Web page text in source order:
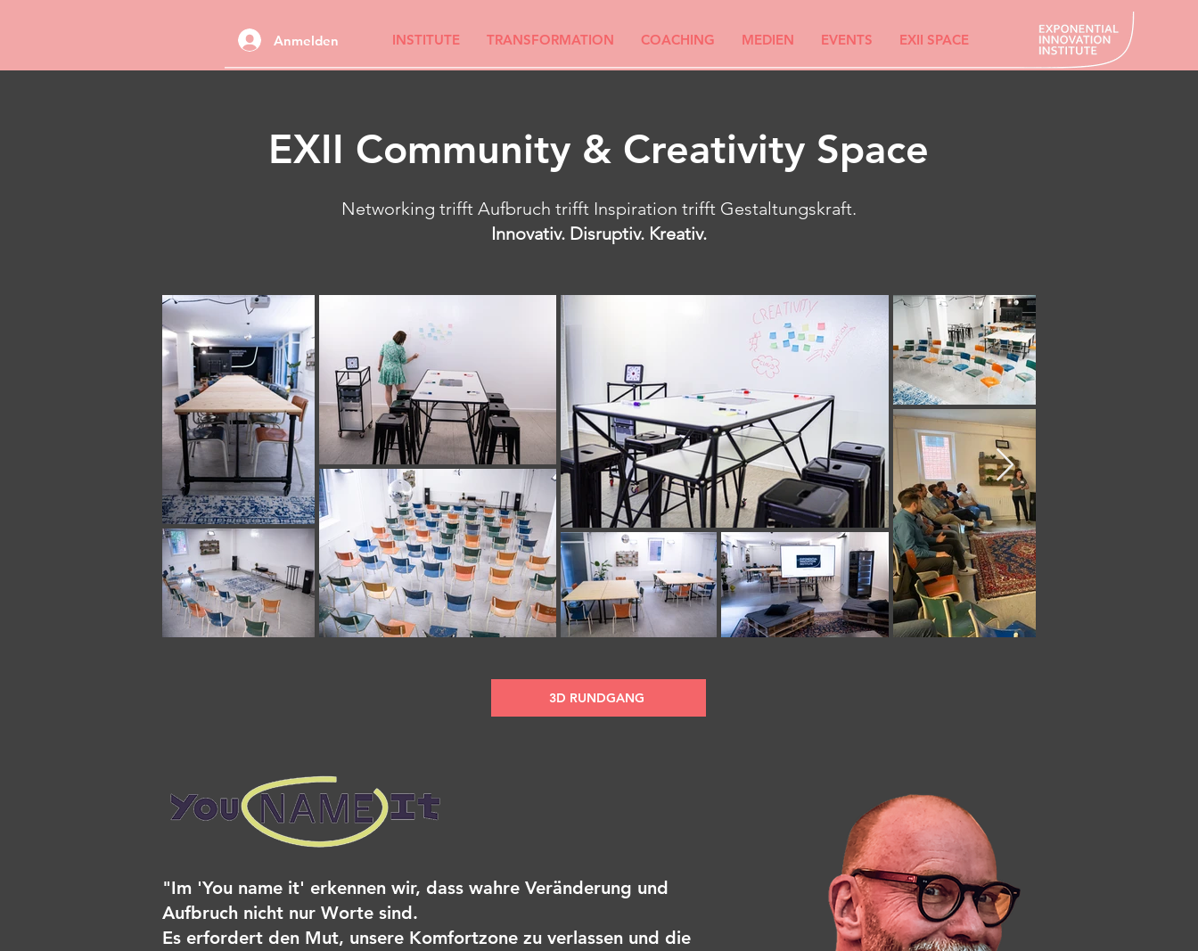
INSTITUTE TRANSFORMATION COACHING MEDIEN EVENTS EXII SPACE
Anmelden
EXII Community & Creativity Space
Networking trifft Aufbruch trifft Inspiration trifft Gestaltungskraft.
Innovativ. Disruptiv. Kreativ.
3D RUNDGANG
"Im 'You name it' erkennen wir, dass wahre Veränderung und
Aufbruch nicht nur Worte sind.
Es erfordert den Mut, unsere Komfortzone zu verlassen und die